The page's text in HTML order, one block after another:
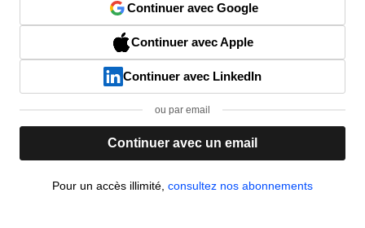
Continuer avec Google
Continuer avec Apple
Continuer avec LinkedIn
ou par email
Continuer avec un email
Pour un accès illimité, consultez nos abonnements